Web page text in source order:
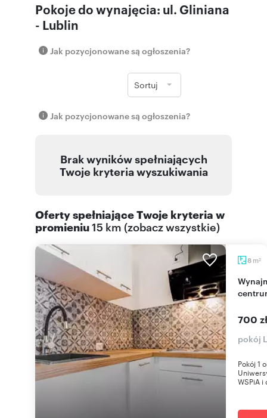
Pokoje do wynajęcia: ul. Gliniana
- Lublin
Jak pozycjonowane są ogłoszenia?
Sortuj
Jak pozycjonowane są ogłoszenia?
Brak wyników spełniających
Twoje kryteria wyszukiwania
Oferty spełniające Twoje kryteria w
promieniu15 km (zobacz wszystkie)
8 m2
Wynajmę pokój 8 m² w Lublinie, blisko uczelni i
700
pokój
Pokój 1
WSPiA